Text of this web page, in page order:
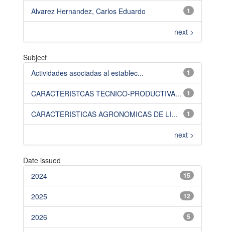
1
Alvarez Hernandez, Carlos Eduardo
next >
Subject
1
Actividades asociadas al establec...
1
CARACTERISTCAS TECNICO-PRODUCTIVA...
1
CARACTERISTICAS AGRONOMICAS DE LI...
next >
Date issued
15
2024
12
2025
5
2026